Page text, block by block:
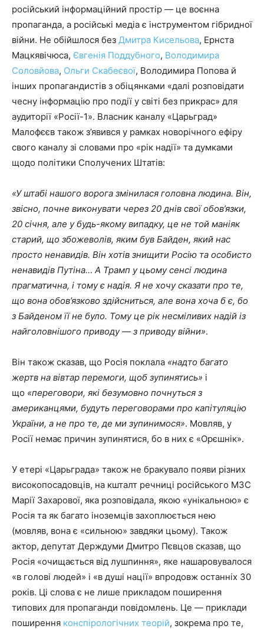
російський інформаційний простір — це воєнна
пропаганда, а російські медіа є інструментом гібридної
війни. Не обійшлося без Дмитра Кисельова, Ернста
Мацкявічюса, Євгенія Поддубного, Володимира
Соловйова, Ольги Скабеєвої, Володимира Попова й
інших пропагандистів з обіцянками «далі розповідати
чесну інформацію про події у світі без прикрас» для
аудиторії «Росії-1». Власник каналу «Царьград»
Малофєєв також з’явився у рамках новорічного ефіру
свого каналу зі словами про «рік надії» та думками
щодо політики Сполучених Штатів:
«У штабі нашого ворога змінилася головна людина. Він,
звісно, почне виконувати через 20 днів свої обов’язки,
20 січня, але у будь-якому випадку, це не той маніяк
старий, що збожеволів, яким був Байден, який нас
просто ненавидів. Він хотів знищити Росію та особисто
ненавидів Путіна… А Трамп у цьому сенсі людина
прагматична, і тому є надія. Я не хочу сказати про те,
що вона обов’язково здійсниться, але вона хоча б є, бо
з Байденом її не було. Тому це рік несміливих надій із
найголовнішого приводу — з приводу війни».
Він також сказав, що Росія поклала «надто багато
жертв на вівтар перемоги, щоб зупинятись» і
що «переговори, які безумовно почнуться з
американцями, будуть переговорами про капітуляцію
України, а не про те, де ми зупинимося». Мовляв, у
Росії немає причин зупинятися, бо в них є «Орєшнік».
У етері «Царьграда» також не бракувало появи різних
високопосадовців, на кшталт речниці російського МЗС
Марії Захарової, яка розповідала, якою «унікальною» є
Росія та як багато іноземців захоплюється нею
(мовляв, вона є «сильною» завдяки цьому). Також
актор, депутат Держдуми Дмитро Пєвцов сказав, що
Росія «очищається від лушпиння», яке нашаровувалося
«в голові людей» і «в душі нації» впродовж останніх 30
років. Ці слова є не лише прикладом поширення
типових для пропаганди повідомлень. Це — приклади
поширення конспірологічних теорій, зокрема про те,